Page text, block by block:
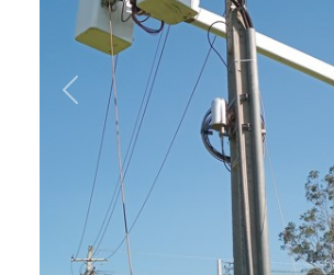
Previous